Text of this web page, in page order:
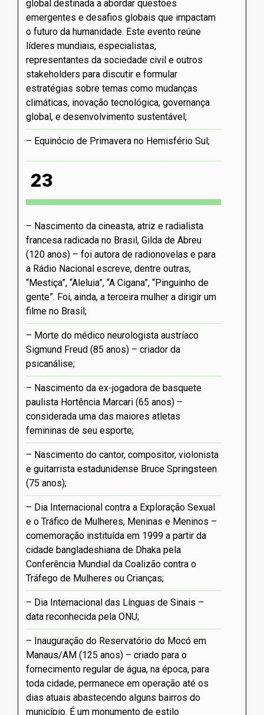
global destinada a abordar questões
emergentes e desafios globais que impactam
o futuro da humanidade. Este evento reúne
líderes mundiais, especialistas,
representantes da sociedade civil e outros
stakeholders para discutir e formular
estratégias sobre temas como mudanças
climáticas, inovação tecnológica, governança
global, e desenvolvimento sustentável
Equinócio de Primavera no Hemisfério Sul
23
Nascimento da cineasta, atriz e radialista
francesa radicada no Brasil, Gilda de Abreu
(120 anos) – foi autora de radionovelas e para
a Rádio Nacional escreve, dentre outras,
“Mestiça”, “Aleluia”, “A Cigana”, “Pinguinho de
gente”. Foi, ainda, a terceira mulher a dirigir um
filme no Brasil
Morte do médico neurologista austríaco
Sigmund Freud (85 anos) – criador da
psicanálise
Nascimento da ex-jogadora de basquete
paulista Hortência Marcari (65 anos) –
considerada uma das maiores atletas
femininas de seu esporte
Nascimento do cantor, compositor, violonista
e guitarrista estadunidense Bruce Springsteen
(75 anos)
Dia Internacional contra a Exploração Sexual
e o Tráfico de Mulheres, Meninas e Meninos –
comemoração instituída em 1999 a partir da
cidade bangladeshiana de Dhaka pela
Conferência Mundial da Coalizão contra o
Tráfego de Mulheres ou Crianças
Dia Internacional das Línguas de Sinais –
data reconhecida pela ONU
Inauguração do Reservatório do Mocó em
Manaus/AM (125 anos) – criado para o
fornecimento regular de água, na época, para
toda cidade, permanece em operação até os
dias atuais abastecendo alguns bairros do
município. É um monumento de estilo